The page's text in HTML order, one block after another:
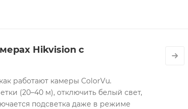
Hikvision с
работают камеры ColorVu.
(20–40 м), отключить белый свет,
подсветка даже в режиме